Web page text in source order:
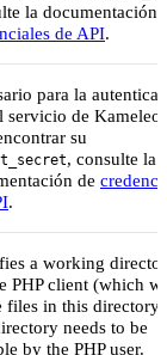
la documentación
de API.
para la
servicio de
su
, consulte la
de
.
a working
PHP client (which
files in this
needs to be
by the PHP user.